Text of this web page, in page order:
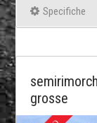
Specifiche
grosse